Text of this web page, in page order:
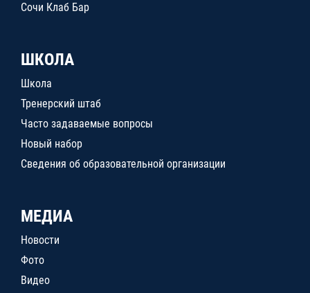
Сочи Клаб Бар
ШКОЛА
Школа
Тренерский штаб
Часто задаваемые вопросы
Новый набор
Сведения об образовательной организации
МЕДИА
Новости
Фото
Видео